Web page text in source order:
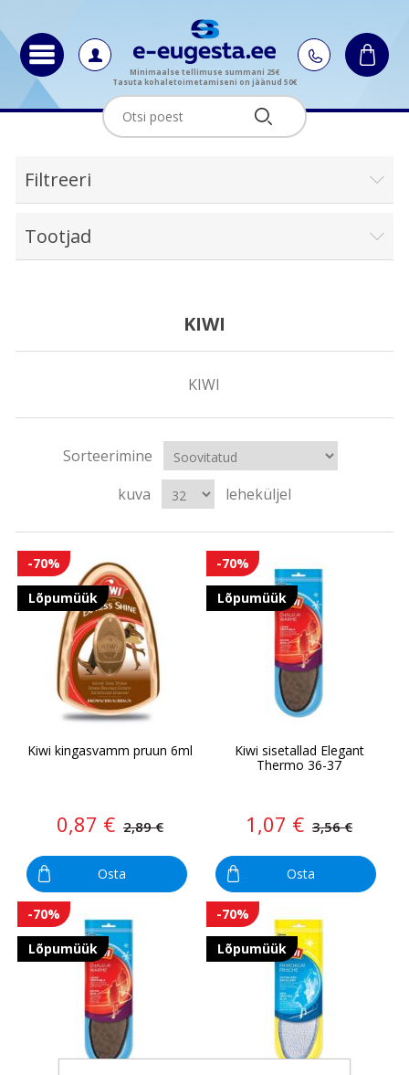
Minimaalse tellimuse summani 25€
Tasuta kohaletoimetamiseni on jäänud 50€
Filtreeri
Tootjad
KIWI
KIWI
Sorteerimine
kuva
leheküljel
Lõpumüük
-70%
Kiwi kingasvamm pruun 6ml
0,87 € 2,89 €
Osta
Lõpumüük
-70%
Kiwi sisetallad Elegant
Thermo 36-37
1,07 € 3,56 €
Osta
Lõpumüük
-70%
Lõpumüük
-70%